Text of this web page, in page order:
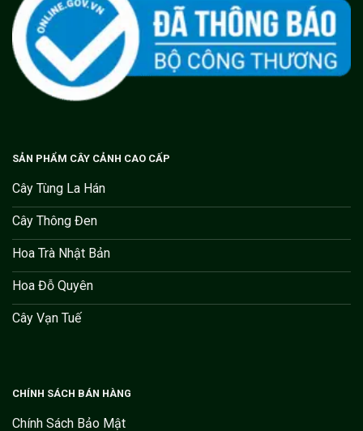
SẢN PHẨM CÂY CẢNH CAO CẤP
Cây Tùng La Hán
Cây Thông Đen
Hoa Trà Nhật Bản
Hoa Đỗ Quyên
Cây Vạn Tuế
CHÍNH SÁCH BÁN HÀNG
Chính Sách Bảo Mật